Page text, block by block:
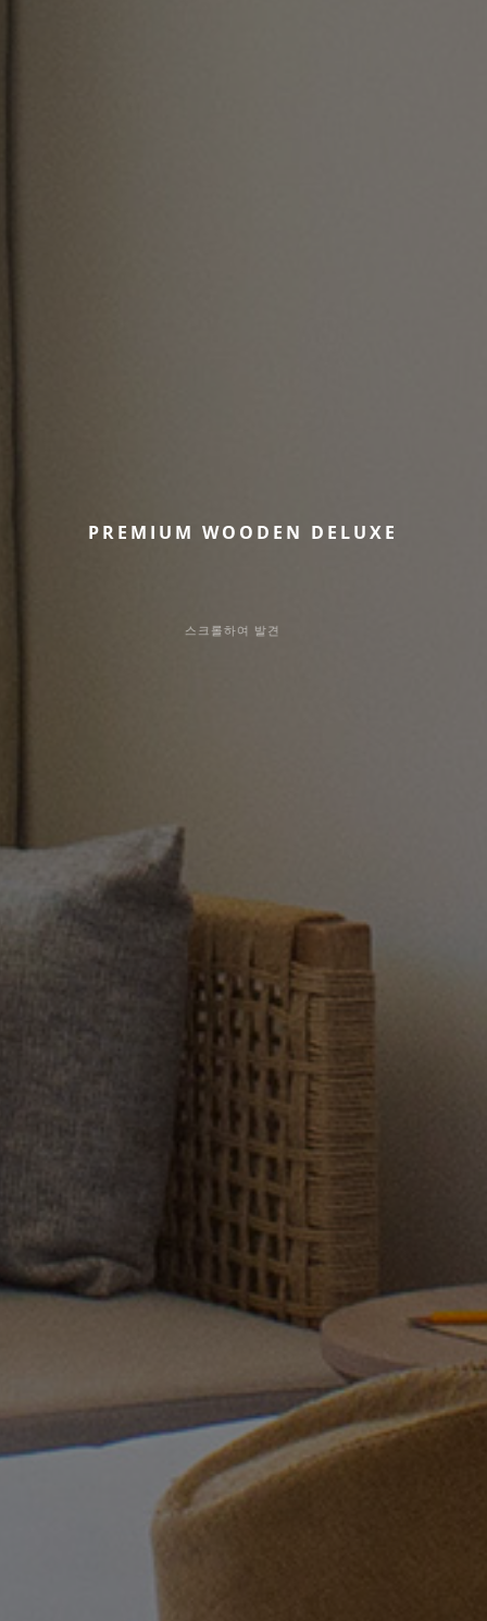
PRE M I U M WO O D E N D E LUXE
스크롤하여 발견